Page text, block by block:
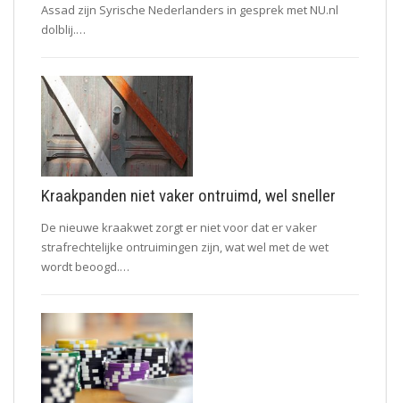
Assad zijn Syrische Nederlanders in gesprek met NU.nl
dolblij.…
Kraakpanden niet vaker ontruimd, wel sneller
De nieuwe kraakwet zorgt er niet voor dat er vaker
strafrechtelijke ontruimingen zijn, wat wel met de wet
wordt beoogd.…